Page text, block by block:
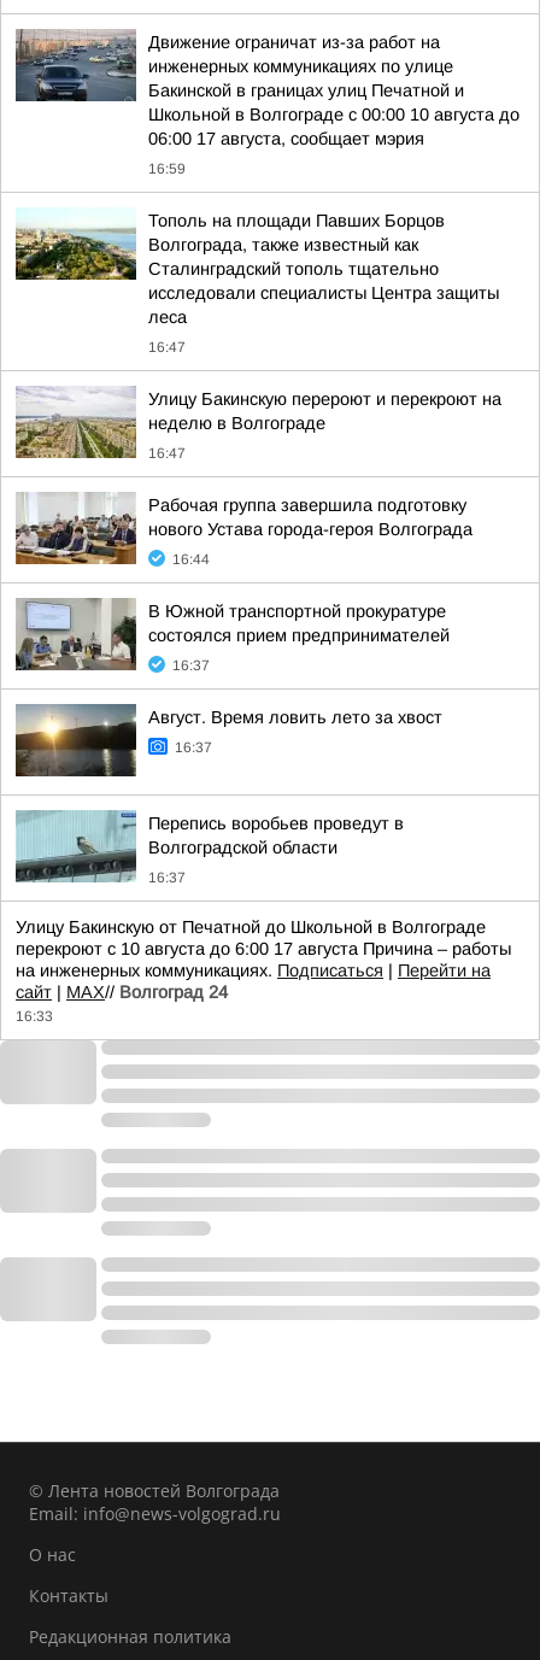
Движение ограничат из-за работ на
инженерных коммуникациях по улице
Бакинской в границах улиц Печатной и
Школьной в Волгограде с 00:00 10 августа до
06:00 17 августа, сообщает мэрия
16:59
Тополь на площади Павших Борцов
Волгограда, также известный как
Сталинградский тополь тщательно
исследовали специалисты Центра защиты
леса
16:47
Улицу Бакинскую перероют и перекроют на
неделю в Волгограде
16:47
Рабочая группа завершила подготовку
нового Устава города-героя Волгограда
16:44
В Южной транспортной прокуратуре
состоялся прием предпринимателей
16:37
Август. Время ловить лето за хвост
16:37
Перепись воробьев проведут в
Волгоградской области
16:37
Улицу Бакинскую от Печатной до Школьной в Волгограде
перекроют с 10 августа до 6:00 17 августа Причина – работы
на инженерных коммуникациях. Подписаться | Перейти на
сайт | MAX// Волгоград 24
16:33
© Лента новостей Волгограда
Email: info@news-volgograd.ru
О нас
Контакты
Редакционная политика